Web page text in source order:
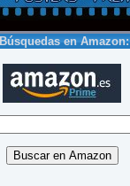
Búsquedas en Amazon: